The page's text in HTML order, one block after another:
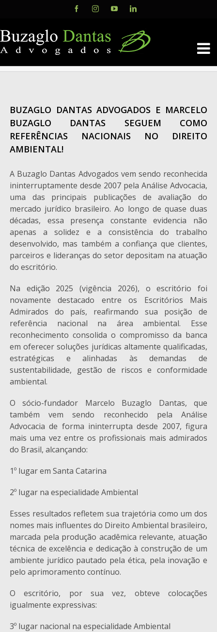
content
FacebookInstagramYouTubeLinkedIn
BUZAGLO DANTAS ADVOGADOS E MARCELO
BUZAGLO DANTAS SEGUEM COMO
REFERÊNCIAS NACIONAIS NO DIREITO
AMBIENTAL!
A Buzaglo Dantas Advogados vem sendo reconhecida
ininterruptamente desde 2007 pela Análise Advocacia,
uma das principais publicações de avaliação do
mercado jurídico brasileiro. Ao longo de quase duas
décadas, essa presença constante evidencia não
apenas a solidez e a consistência do trabalho
desenvolvido, mas também a confiança que clientes,
parceiros e lideranças do setor depositam na atuação
do escritório.
Na edição 2025 (vigência 2026), o escritório foi
novamente destacado entre os Escritórios Mais
Admirados do país, reafirmando sua posição de
referência nacional na área ambiental. Esse
reconhecimento consolida o compromisso da banca
em oferecer soluções jurídicas altamente qualificadas,
estratégicas e alinhadas às demandas de
sustentabilidade, gestão de riscos e conformidade
ambiental.
O sócio-fundador Marcelo Buzaglo Dantas, que
também vem sendo reconhecido pela Análise
Advocacia de forma ininterrupta desde 2007, figura
mais uma vez entre os profissionais mais admirados
do Brasil, alcançando:
1º lugar em Santa Catarina
2º lugar na especialidade Ambiental
Esses resultados refletem sua trajetória como um dos
nomes mais influentes do Direito Ambiental brasileiro,
marcada pela produção acadêmica relevante, atuação
técnica de excelência e dedicação à construção de um
ambiente jurídico pautado pela ética, pela inovação e
pelo aprimoramento contínuo.
O escritório, por sua vez, obteve colocações
igualmente expressivas:
3º lugar nacional na especialidade Ambiental